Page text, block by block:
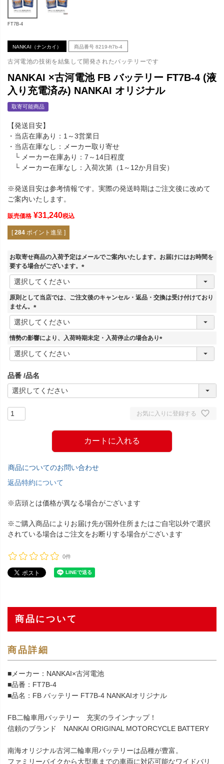
FT7B-4
NANKAI（ナンカイ） 商品番号 8219-ft7b-4
古河電池の技術を結集して開発されたバッテリーです
NANKAI ×古河電池 FB バッテリー FT7B-4 (液
入り充電済み) NANKAI オリジナル
取寄可能商品
【発送目安】
・当店在庫あり：1～3営業日
・当店在庫なし：メーカー取り寄せ
└ メーカー在庫あり：7～14日程度
└ メーカー在庫なし：入荷次第（1～12か月目安）
※発送目安は参考情報です。実際の発送時期はご注文後に改めて
ご案内いたします。
販売価格 ¥31,240税込
[ 284 ポイント進呈 ]
お取寄せ商品の入荷予定はメールでご案内いたします。お届けにはお時間を
要する場合がございます。
(
須
原則として当店では、ご注文後のキャンセル・返品・交換は受け付けており
ません。
(
必
須
情勢の影響により、入荷時期未定・入荷停止の場合あり
(
品番 品名
お気に入りに登録する
カートに入れる
商品についてのお問い合わせ
返品特約について
※店頭とは価格が異なる場合がございます
※ご購入商品によりお届け先が国外住所またはご自宅以外で選択
されている場合はご注文をお断りする場合がございます
0件
商品について
商品詳細
■メーカー：NANKAI×古河電池
■品番：FT7B-4
■品名：FB バッテリー FT7B-4 NANKAIオリジナル
FB二輪車用バッテリー 充実のラインナップ！
信頼のブランド NANKAI ORIGINAL MOTORCYCLE BATTERY
南海オリジナル古河二輪車用バッテリーは品種が豊富。
ファミリーバイクから大型車までの車両に対応可能なワイドバリ